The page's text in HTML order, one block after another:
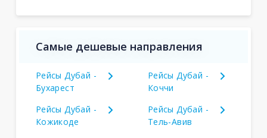
Самые дешевые направления
Рейсы Дубай -
Бухарест
Рейсы Дубай -
Коччи
Рейсы Дубай -
Кожикоде
Рейсы Дубай -
Тель-Авив